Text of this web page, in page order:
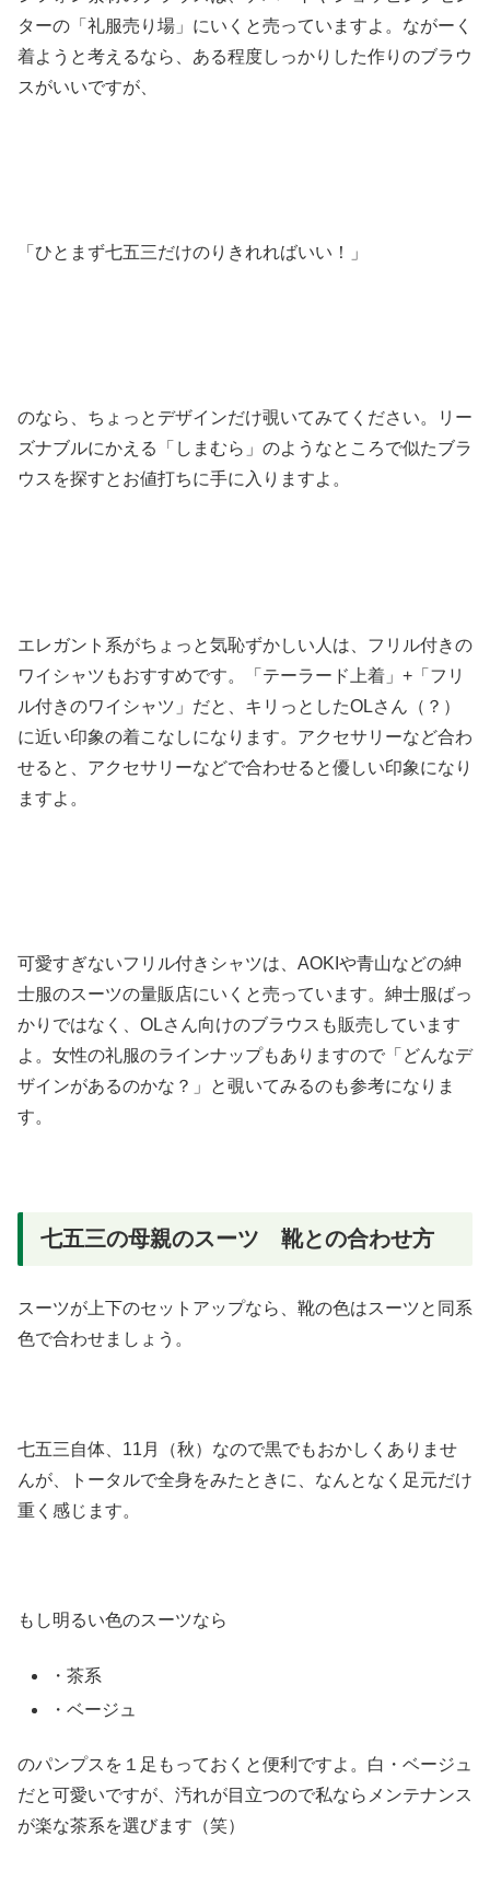
ターの「礼服売り場」にいくと売っていますよ。ながーく
着ようと考えるなら、ある程度しっかりした作りのブラウ
スがいいですが、
「ひとまず七五三だけのりきれればいい！」
のなら、ちょっとデザインだけ覗いてみてください。リー
ズナブルにかえる「しまむら」のようなところで似たブラ
ウスを探すとお値打ちに手に入りますよ。
エレガント系がちょっと気恥ずかしい人は、フリル付きの
ワイシャツもおすすめです。「テーラード上着」+「フリ
ル付きのワイシャツ」だと、キリっとしたOLさん（？）
に近い印象の着こなしになります。アクセサリーなど合わ
せると、アクセサリーなどで合わせると優しい印象になり
ますよ。
可愛すぎないフリル付きシャツは、AOKIや青山などの紳
士服のスーツの量販店にいくと売っています。紳士服ばっ
かりではなく、OLさん向けのブラウスも販売しています
よ。女性の礼服のラインナップもありますので「どんなデ
ザインがあるのかな？」と覗いてみるのも参考になりま
す。
七五三の母親のスーツ 靴との合わせ方
スーツが上下のセットアップなら、靴の色はスーツと同系
色で合わせましょう。
七五三自体、11月（秋）なので黒でもおかしくありませ
んが、トータルで全身をみたときに、なんとなく足元だけ
重く感じます。
もし明るい色のスーツなら
・茶系
・ベージュ
のパンプスを１足もっておくと便利ですよ。白・ベージュ
だと可愛いですが、汚れが目立つので私ならメンテナンス
が楽な茶系を選びます（笑）